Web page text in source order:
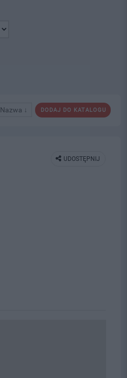
DODAJ DO KATALOGU
Nazwa ↓
UDOSTĘPNIJ